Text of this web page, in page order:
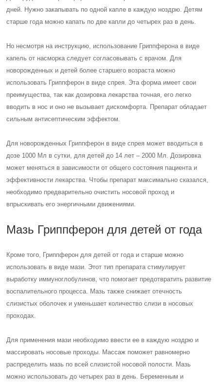
дней. Нужно закапывать по одной капле в каждую ноздрю. Детям
старше года можно капать по две капли до четырех раз в день.
Но несмотря на инструкцию, использование Гриппферона в виде
капель от насморка следует согласовывать с врачом. Для
новорожденных и детей более старшего возраста можно
использовать Гриппферон в виде спрея. Эта форма имеет свои
преимущества, так как дозировка лекарства точная, его легко
вводить в нос и оно не вызывает дискомфорта. Препарат обладает
сильным антисептическим эффектом.
Для новорожденных Гриппферон в виде спрея может вводиться в
дозе 1000 Мл в сутки, для детей до 14 лет – 2000 Мл. Дозировка
может меняться в зависимости от общего состояния пациента и
эффективности лекарства. Чтобы препарат максимально сказался,
необходимо предварительно очистить носовой проход и
впрыскивать его энергичными движениями.
Мазь Гриппферон для детей от года
Кроме того, Гриппферон для детей от года и старше можно
использовать в виде мази. Этот тип препарата стимулирует
выработку иммуноглобулинов, что помогает предотвратить развитие
воспалительного процесса. Мазь также снижает отечность
слизистых оболочек и уменьшает количество слизи в носовых
проходах.
Для применения мази необходимо ввести ее в каждую ноздрю и
массировать носовые проходы. Массаж поможет равномерно
распределить мазь по всей слизистой носовой полости. Мазь
можно использовать до четырех раз в день. Беременным и